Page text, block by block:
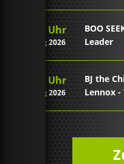
20:57 Uhr
07. Aug 2026
BOO
Leader
20:54 Uhr
07. Aug 2026
BJ the
Lennox -